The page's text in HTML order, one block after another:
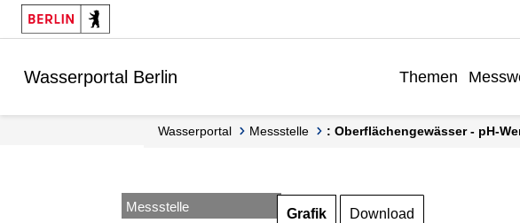
Springe zur Navigation
Springe zum Inhalt
Wasserportal Berlin Themen
Wasserportal Messstelle : Oberflächengewässer - pH-
Messstelle
Grafik Download